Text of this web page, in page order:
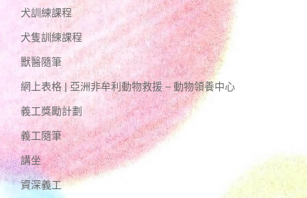
犬訓練課程
犬隻訓練課程
獸醫隨筆
網上表格 | 亞洲非牟利動物救援 – 動物領養中心
義工獎勵計劃
義工隨筆
講坐
資深義工